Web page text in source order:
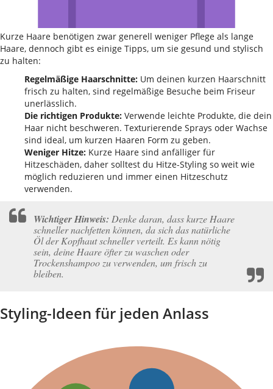
Kurze Haare benötigen zwar generell weniger Pflege als lange
Haare, dennoch gibt es einige Tipps, um sie gesund und stylisch
zu halten:
Regelmäßige Haarschnitte: Um deinen kurzen Haarschnitt
frisch zu halten, sind regelmäßige Besuche beim Friseur
unerlässlich.
Die richtigen Produkte: Verwende leichte Produkte, die dein
Haar nicht beschweren. Texturierende Sprays oder Wachse
sind ideal, um kurzen Haaren Form zu geben.
Weniger Hitze: Kurze Haare sind anfälliger für
Hitzeschäden, daher solltest du Hitze-Styling so weit wie
möglich reduzieren und immer einen Hitzeschutz
verwenden.
Wichtiger Hinweis: Denke daran, dass kurze Haare
schneller nachfetten können, da sich das natürliche
Öl der Kopfhaut schneller verteilt. Es kann nötig
sein, deine Haare öfter zu waschen oder
Trockenshampoo zu verwenden, um frisch zu
bleiben.
Styling-Ideen für jeden Anlass